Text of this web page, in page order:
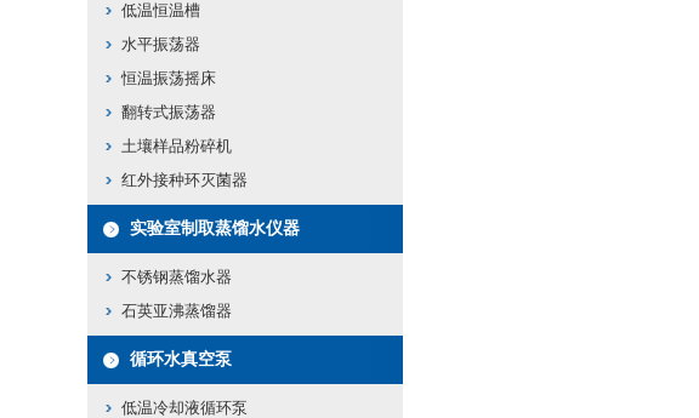
低温恒温槽
水平振荡器
恒温振荡摇床
翻转式振荡器
土壤样品粉碎机
红外接种环灭菌器
实验室制取蒸馏水仪器
不锈钢蒸馏水器
石英亚沸蒸馏器
循环水真空泵
低温冷却液循环泵